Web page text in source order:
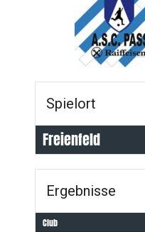
Spielort
Freienfeld
Ergebnisse
Club